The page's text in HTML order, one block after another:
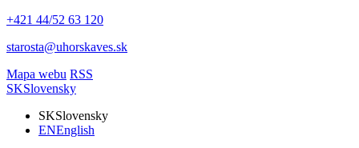
+421 44/52 63 120
starosta@uhorskaves.sk
Mapa webu RSS
SKSlovensky
SKSlovensky
ENEnglish